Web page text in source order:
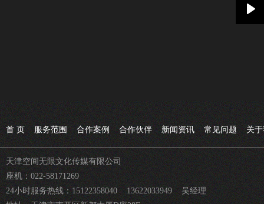
首 页 服务范围 合作案例 合作伙伴 新闻资讯 常见问题 关
天津空间无限文化传媒有限公司
座机：022-58171269
24小时服务热线：15122358040 13622033949 吴经理